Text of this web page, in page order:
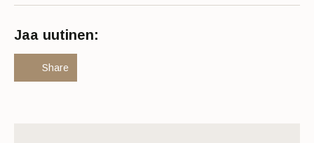
Jaa uutinen:
Share